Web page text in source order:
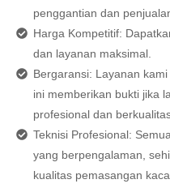
penggantian dan
Harga Kompetitif:
dan layanan maksimal.
Bergaransi: Layanan
ini memberikan bukti jika
profesional dan
Teknisi Profesional:
yang berpengalaman,
kualitas pemasangan